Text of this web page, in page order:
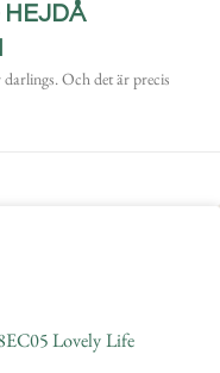
HEJDÅ
Och det är precis